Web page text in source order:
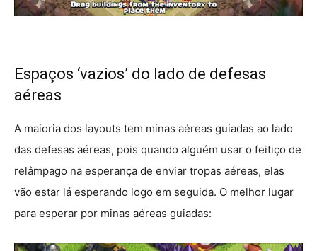
Espaços ‘vazios’ do lado de defesas
aéreas
A maioria dos layouts tem minas aéreas guiadas ao lado
das defesas aéreas, pois quando alguém usar o feitiço de
relâmpago na esperança de enviar tropas aéreas, elas
vão estar lá esperando logo em seguida. O melhor lugar
para esperar por minas aéreas guiadas: